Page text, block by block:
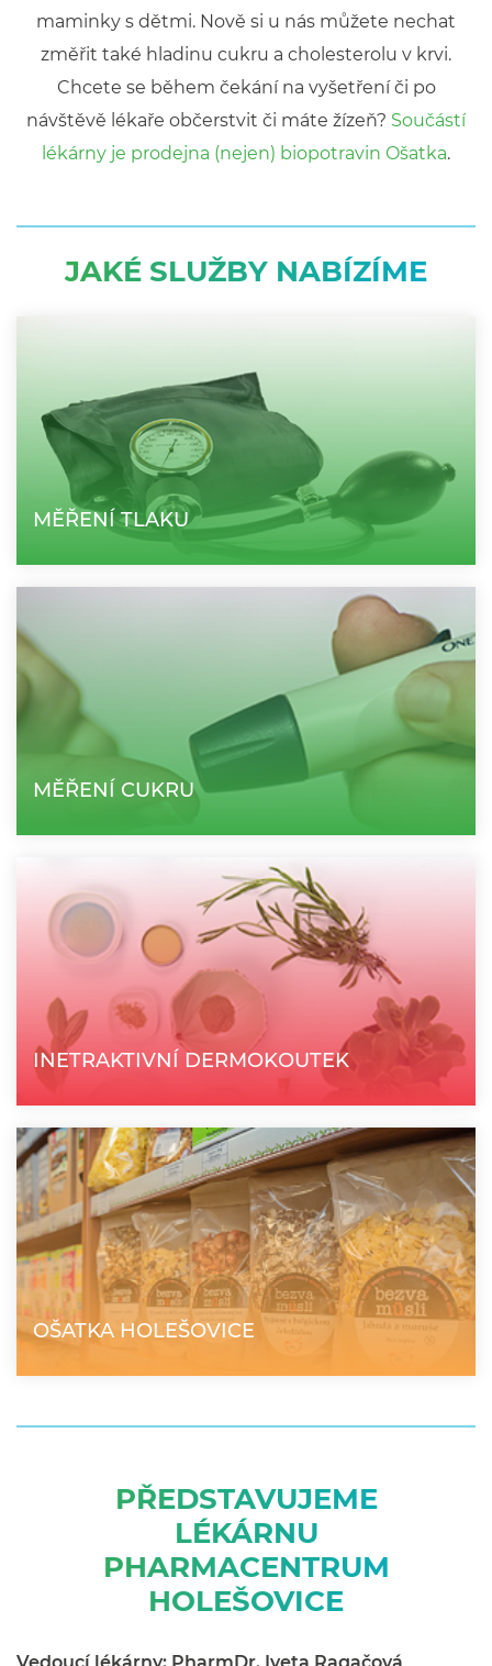
maminky s dětmi. Nově si u nás můžete nechat
změřit také hladinu cukru a cholesterolu v krvi.
Chcete se během čekání na vyšetření či po
návštěvě lékaře občerstvit či máte žízeň? Součástí
lékárny je prodejna (nejen) biopotravin Ošatka.
JAKÉ SLUŽBY NABÍZÍME
MĚŘENÍ TLAKU
MĚŘENÍ CUKRU
INETRAKTIVNÍ DERMOKOUTEK
OŠATKA HOLEŠOVICE
PŘEDSTAVUJEME
LÉKÁRNU
PHARMACENTRUM
HOLEŠOVICE